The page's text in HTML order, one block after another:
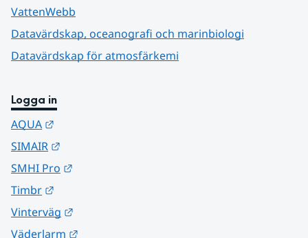
VattenWebb
Datavärdskap, oceanografi och marinbiologi
Datavärdskap för atmosfärkemi
Logga in
AQUA
SIMAIR
SMHI Pro
Timbr
Vinterväg
Väderlarm